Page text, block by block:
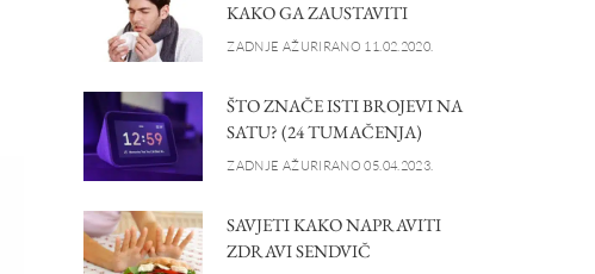
KAKO GA ZAUSTAVITI
ZADNJE AŽURIRANO 11.02.2020.
ŠTO ZNAČE ISTI BROJEVI NA
SATU? (24 TUMAČENJA)
ZADNJE AŽURIRANO 05.04.2023.
SAVJETI KAKO NAPRAVITI
ZDRAVI SENDVIČ